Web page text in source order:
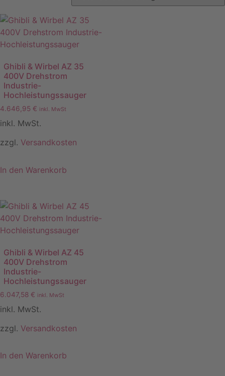
Ghibli & Wirbel AZ 35
400V Drehstrom
Industrie-
Hochleistungssauger
4.646,95 € inkl. MwSt
inkl. MwSt.
zzgl. Versandkosten
In den Warenkorb
Ghibli & Wirbel AZ 45
400V Drehstrom
Industrie-
Hochleistungssauger
6.047,58 € inkl. MwSt
inkl. MwSt.
zzgl. Versandkosten
In den Warenkorb